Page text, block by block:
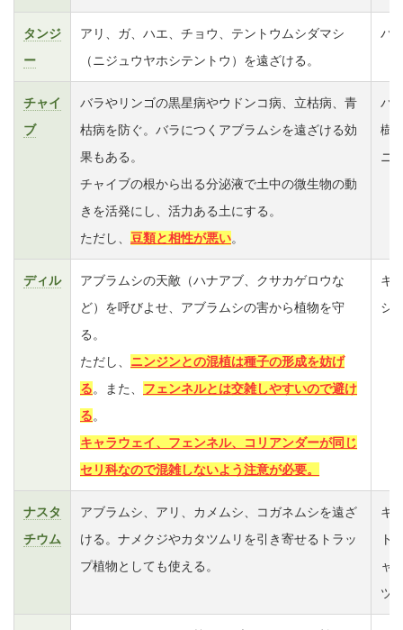
タンジ
ー
アリ、ガ、ハエ、チョウ、テントウムシダマシ
（ニジュウヤホシテントウ）を遠ざける。
バ
チャイ
ブ
バラやリンゴの黒星病やウドンコ病、立枯病、青
枯病を防ぐ。バラにつくアブラムシを遠ざける効
果もある。
チャイブの根から出る分泌液で土中の微生物の動
きを活発にし、活力ある土にする。
ただし、 豆類と相性が悪い。
バ
樹
ニ
ディル
アブラムシの天敵（ハナアブ、クサカゲロウな
ど）を呼びよせ、アブラムシの害から植物を守
る。
ただし、 ニンジンとの混植は種子の形成を妨げ
る。また、 フェンネルとは交雑しやすいので避け
る。
キャラウェイ、フェンネル、コリアンダーが同じ
セリ科なので混雑しないよう注意が必要。
キ
シ
ナスタ
チウム
アブラムシ、アリ、カメムシ、コガネムシを遠ざ
ける。ナメクジやカタツムリを引き寄せるトラッ
プ植物としても使える。
キ
ト
ャ
ツ